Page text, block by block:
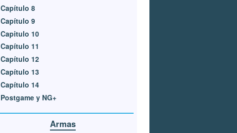
Capítulo 8
Capítulo 9
Capitulo 10
Capítulo 11
Capítulo 12
Capítulo 13
Capítulo 14
Postgame y NG+
Armas